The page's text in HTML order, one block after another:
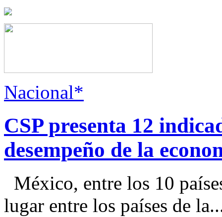
Nacional*
CSP presenta 12
desempeño de la
México, entre los 10
lugar entre los países de